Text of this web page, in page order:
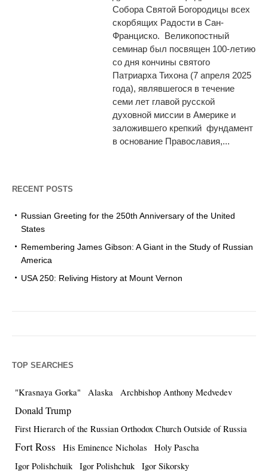
Собора Святой Богородицы всех
скорбящих Радости в Сан-
Франциско. Великопостный
семинар был посвящен 100-летию
со дня кончины святого
Патриарха Тихона (7 апреля 2025
года), являвшегося в течение
семи лет главой русской
духовной миссии в Америке и
заложившего крепкий фундамент
в основание Православия,...
RECENT POSTS
Russian Greeting for the 250th Anniversary of the United
States
Remembering James Gibson: A Giant in the Study of Russian
America
USA 250: Reliving History at Mount Vernon
TOP SEARCHES
"Krasnaya Gorka" Alaska Archbishop Anthony Medvedev
Donald Trump
First Hierarch of the Russian Orthodox Church Outside of Russia
Fort Ross His Eminence Nicholas
Holy Pascha
Igor Polishchuik
Igor Polishchuk
Igor Sikorsky